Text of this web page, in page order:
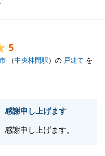
な生活を過ごせますこと
げます。
5
（中央林間駅）の 戸建て を
感謝申し上げます
謝申し上げます。